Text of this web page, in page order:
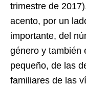
trimestre de
acento, por un
importante, del
género y también
pequeño, de las
familiares de las